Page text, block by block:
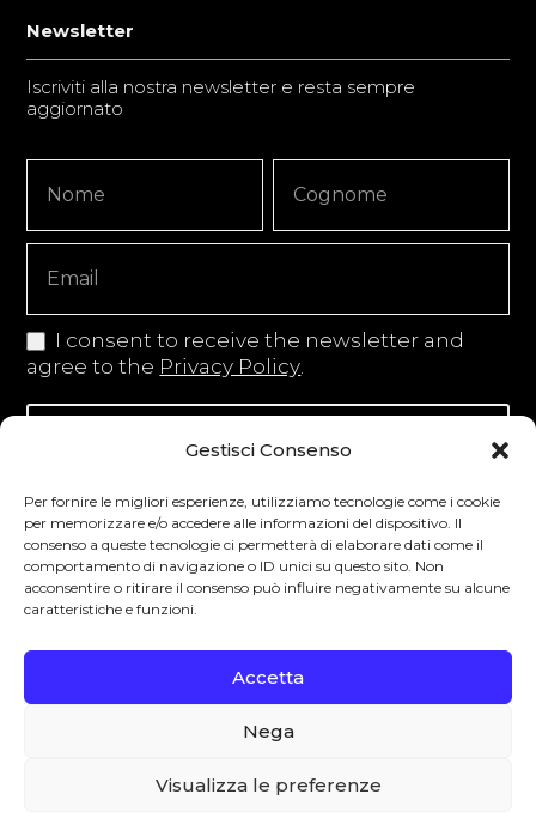
Gestisci Consenso
Per fornire le migliori esperienze, utilizziamo tecnologie come i cookie
per memorizzare e/o accedere alle informazioni del dispositivo. Il
consenso a queste tecnologie ci permetterà di elaborare dati come il
comportamento di navigazione o ID unici su questo sito. Non
acconsentire o ritirare il consenso può influire negativamente su alcune
caratteristiche e funzioni.
Accetta
Nega
Visualizza le preferenze
Newsletter
Iscriviti alla nostra newsletter e resta sempre
aggiornato
Signup
Copy
I consent to receive the newsletter and
agree to the Privacy Policy
Iscriviti alla newsletter
Degustibus invita al consumo responsabile.
La vendita di bevande alcoliche è vietata ai
Paese di residenza. L’abuso di alcol è
pericoloso per la salute.